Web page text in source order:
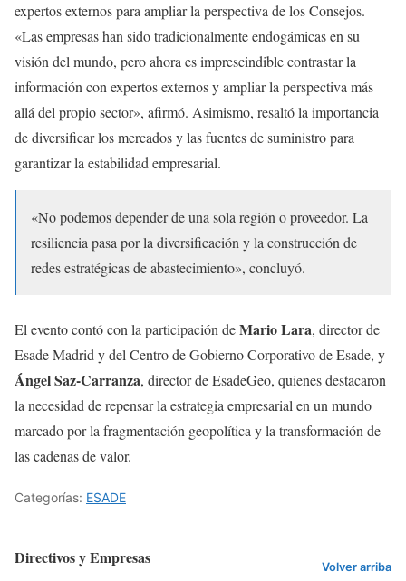
expertos externos para ampliar la perspectiva de los Consejos.
«Las empresas han sido tradicionalmente endogámicas en su
visión del mundo, pero ahora es imprescindible contrastar la
información con expertos externos y ampliar la perspectiva más
allá del propio sector», afirmó. Asimismo, resaltó la importancia
de diversificar los mercados y las fuentes de suministro para
garantizar la estabilidad empresarial.
«No podemos depender de una sola región o proveedor. La
resiliencia pasa por la diversificación y la construcción de
redes estratégicas de abastecimiento», concluyó.
El evento contó con la participación deMario Lara, director de
Esade Madrid y del Centro de Gobierno Corporativo de Esade, y
Ángel Saz-Carranza, director de EsadeGeo, quienes destacaron
la necesidad de repensar la estrategia empresarial en un mundo
marcado por la fragmentación geopolítica y la transformación de
las cadenas de valor.
Categorías: ESADE
Directivos y Empresas Volver arriba